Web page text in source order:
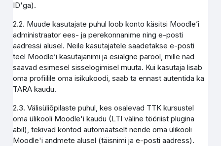
ID'ga).
2.2. Muude kasutajate puhul loob konto käsitsi Moodle’i
administraator ees- ja perekonnanime ning e-posti
aadressi alusel. Neile kasutajatele saadetakse e-posti
teel Moodle’i kasutajanimi ja esialgne parool, mille nad
saavad esimesel sisselogimisel muuta. Kui kasutaja lisab
oma profiilile oma isikukoodi, saab ta ennast autentida ka
TARA kaudu.
2.3. Välisüliõpilaste puhul, kes osalevad TTK kursustel
oma ülikooli Moodle'i kaudu (LTI väline tööriist plugina
abil), tekivad kontod automaatselt nende oma ülikooli
Moodle'i andmete alusel (täisnimi ja e-posti aadress).